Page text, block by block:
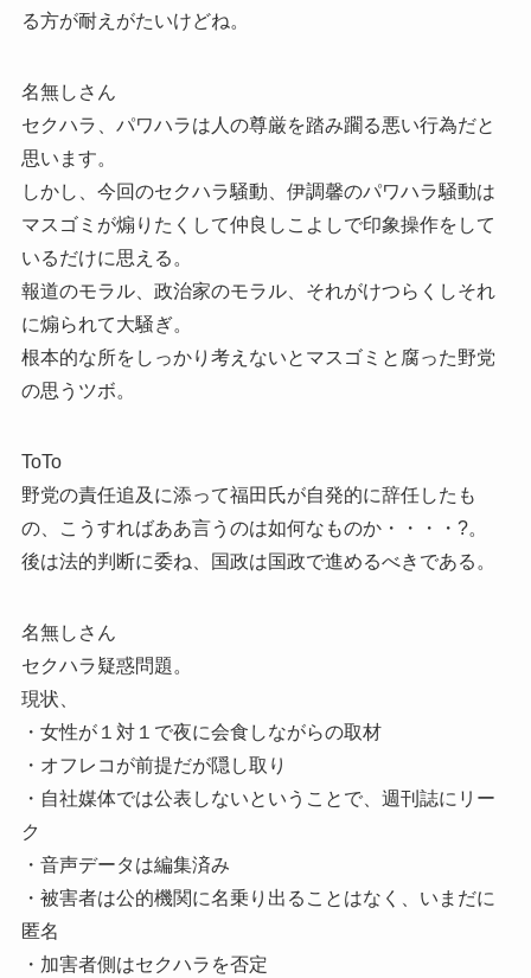
る方が耐えがたいけどね。
名無しさん
セクハラ、パワハラは人の尊厳を踏み躙る悪い行為だと
思います。
しかし、今回のセクハラ騒動、伊調馨のパワハラ騒動は
マスゴミが煽りたくして仲良しこよしで印象操作をして
いるだけに思える。
報道のモラル、政治家のモラル、それがけつらくしそれ
に煽られて大騒ぎ。
根本的な所をしっかり考えないとマスゴミと腐った野党
の思うツボ。
ToTo
野党の責任追及に添って福田氏が自発的に辞任したも
の、こうすればああ言うのは如何なものか・・・・?。
後は法的判断に委ね、国政は国政で進めるべきである。
名無しさん
セクハラ疑惑問題。
現状、
・女性が１対１で夜に会食しながらの取材
・オフレコが前提だが隠し取り
・自社媒体では公表しないということで、週刊誌にリー
ク
・音声データは編集済み
・被害者は公的機関に名乗り出ることはなく、いまだに
匿名
・加害者側はセクハラを否定